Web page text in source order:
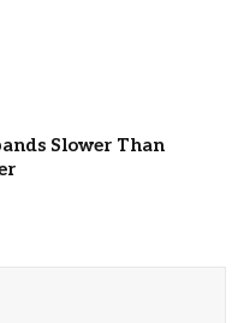
Slower Than